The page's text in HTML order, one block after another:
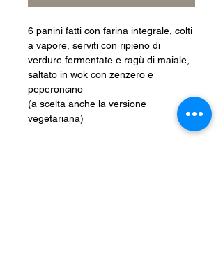
6 panini fatti con farina integrale, colti
a vapore, serviti con ripieno di
verdure fermentate e ragù di maiale,
saltato in wok con zenzero e
peperoncino
(a scelta anche la versione
vegetariana)